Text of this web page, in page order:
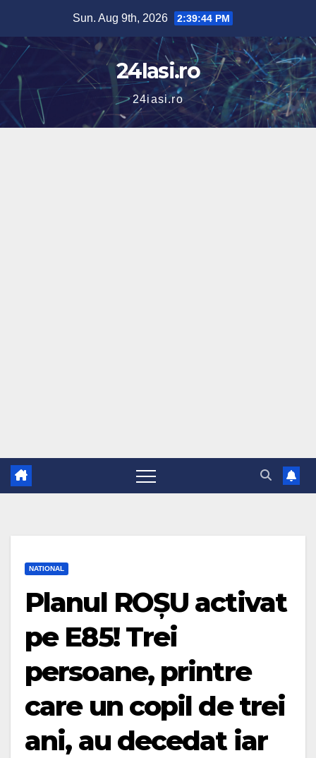
content
Sun. Aug 9th, 2026 2:39:45 PM
24Iasi.ro
24iasi.ro
NATIONAL
Planul ROȘU activat
pe E85! Trei
persoane, printre
care un copil de trei
ani, au decedat iar